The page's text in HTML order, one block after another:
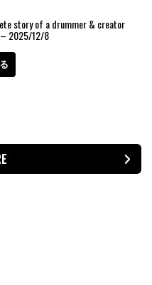
story of a drummer & creator
2025/12/8